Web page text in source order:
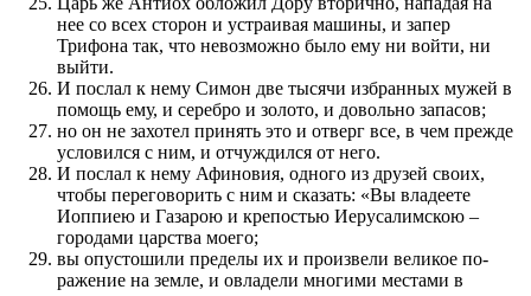
нее со всех сторон и устраивая машины, и запер
Трифона так, что невоз­можно было ему ни войти, ни
выйти.
И по­слал к нему Симон две тысячи избран­ных мужей в
по­мощь ему, и серебро и золото, и довольно запасов;
но он не захотел при­нять это и отверг все, в чем пре­жде
условил­ся с ним, и отчуждил­ся от него.
И по­слал к нему Афиновия, одного из друзей сво­их,
чтобы пере­говорить с ним и ска­за­ть: «Вы владеете
Иоппиею и Газарою и крепостью Иерусалимскою –
городами царства моего;
вы опустошили пред­елы их и про­извели великое по­
раже­ние на земле, и овладели многими местами в